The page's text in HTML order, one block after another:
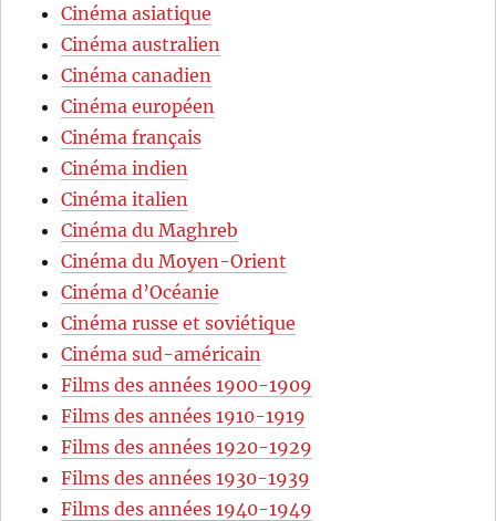
Cinéma asiatique
Cinéma australien
Cinéma canadien
Cinéma européen
Cinéma français
Cinéma indien
Cinéma italien
Cinéma du Maghreb
Cinéma du Moyen-Orient
Cinéma d’Océanie
Cinéma russe et soviétique
Cinéma sud-américain
Films des années 1900-1909
Films des années 1910-1919
Films des années 1920-1929
Films des années 1930-1939
Films des années 1940-1949